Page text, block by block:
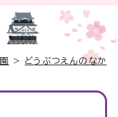
> どうぶつえんのなか